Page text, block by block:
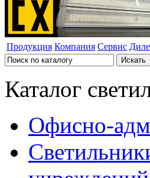
Продукция Компания Сервис
Каталог
Офисно-